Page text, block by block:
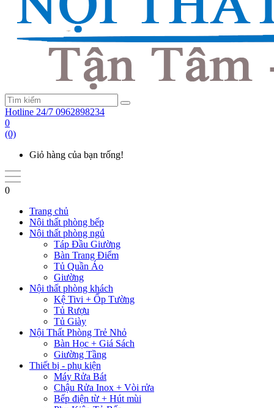
Hotline 24/7 0962898234
0
(0)
Giỏ hàng của bạn trống!
0
Trang chủ
Nội thất phòng bếp
Nội thất phòng ngủ
Táp Đầu Giường
Bàn Trang Điểm
Tủ Quần Áo
Giường
Nội thất phòng khách
Kệ Tivi + Ốp Tường
Tủ Rượu
Tủ Giày
Nội Thất Phòng Trẻ Nhỏ
Bàn Học + Giá Sách
Giường Tầng
Thiết bị - phụ kiện
Máy Rửa Bát
Chậu Rửa Inox + Vòi rửa
Bếp điện từ + Hút mùi